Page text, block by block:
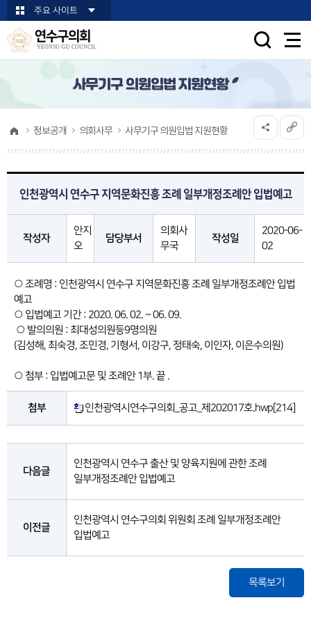
본문바로가기주요 사이트
연수구의회
YEONSU-GU COUNCIL
사무기구 의원입법 지원현황
정보공개 의회사무 사무기구 의원입법 지원현황
인천광역시 연수구 지역문화진흥 조례 일부개정조례안 입법예고
작성자
안지
오
담당부서
의회사
무국
작성일
2020-06-
02
○ 조례명 : 인천광역시 연수구 지역문화진흥 조례 일부개정조례안 입법
예고
○ 입법예고 기간 : 2020. 06. 02. ~ 06. 09.
○ 발의의원 : 최대성의원등9명의원
(김성해, 최숙경, 조민경, 기형서, 이강구, 정태숙, 이인자, 이은수의원)
○ 첨부 : 입법예고문 및 조례안 1부. 끝 .
첨부 인천광역시연수구의회_공고_제202017호.hwp[214]
다음글
인천광역시 연수구 출산 및 양육지원에 관한 조례
일부개정조례안 입법예고
이전글
인천광역시 연수구의회 위원회 조례 일부개정조례안
입법예고
목록보기